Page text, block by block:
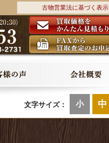
古物営業法に基づく表示
文字サイズ： 小 中